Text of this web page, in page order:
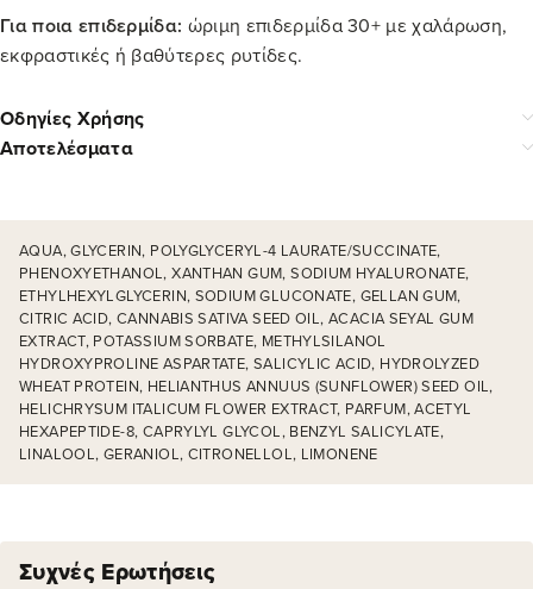
Για ποια επιδερμίδα: ώριμη επιδερμίδα 30+ με χαλάρωση,
εκφραστικές ή βαθύτερες ρυτίδες.
Οδηγίες Χρήσης
Αποτελέσματα
AQUA, GLYCERIN, POLYGLYCERYL-4 LAURATE/SUCCINATE,
PHENOXYETHANOL, XANTHAN GUM, SODIUM HYALURONATE,
ETHYLHEXYLGLYCERIN, SODIUM GLUCONATE, GELLAN GUM,
CITRIC ACID, CANNABIS SATIVA SEED OIL, ACACIA SEYAL GUM
EXTRACT, POTASSIUM SORBATE, METHYLSILANOL
HYDROXYPROLINE ASPARTATE, SALICYLIC ACID, HYDROLYZED
WHEAT PROTEIN, HELIANTHUS ANNUUS (SUNFLOWER) SEED OIL,
HELICHRYSUM ITALICUM FLOWER EXTRACT, PARFUM, ACETYL
HEXAPEPTIDE-8, CAPRYLYL GLYCOL, BENZYL SALICYLATE,
LINALOOL, GERANIOL, CITRONELLOL, LIMONENE
Συχνές Ερωτήσεις